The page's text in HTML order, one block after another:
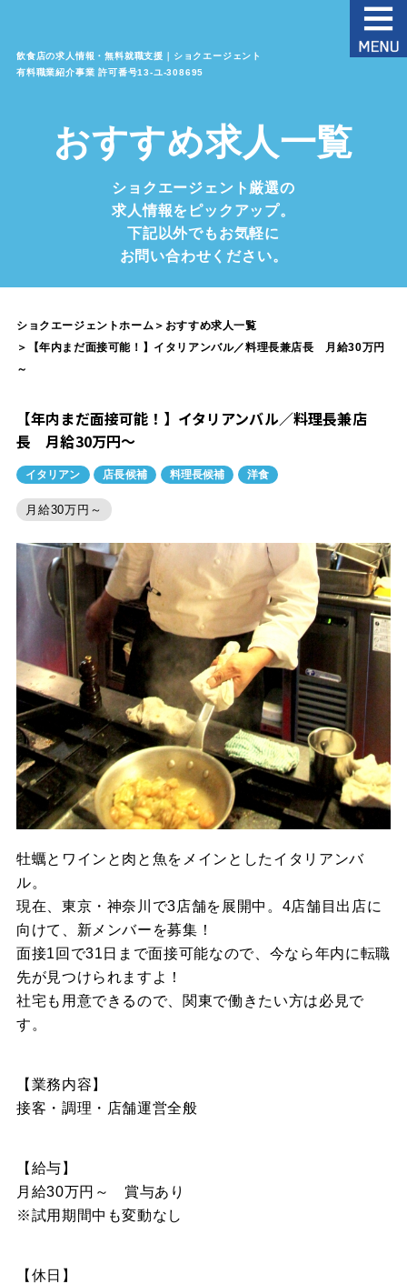
飲食店の求人情報・無料就職支援｜ショクエージェント
有料職業紹介事業 許可番号13‐ユ‐308695
おすすめ求人一覧
ショクエージェント厳選の
求人情報をピックアップ。
下記以外でもお気軽に
お問い合わせください。
ショクエージェントホーム ＞ おすすめ求人一覧
＞
【年内まだ面接可能！】イタリアンバル／料理長兼店長 月給30万円
～
【年内まだ面接可能！】イタリアンバル／料理長兼店
長 月給30万円～
イタリアン 店長候補 料理長候補 洋食
月給30万円～
牡蠣とワインと肉と魚をメインとしたイタリアンバ
ル。
現在、東京・神奈川で3店舗を展開中。4店舗目出店に
向けて、新メンバーを募集！
面接1回で31日まで面接可能なので、今なら年内に転職
先が見つけられますよ！
社宅も用意できるので、関東で働きたい方は必見で
す。
【業務内容】
接客・調理・店舗運営全般
【給与】
月給30万円～ 賞与あり
※試用期間中も変動なし
【休日】